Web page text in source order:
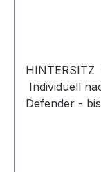
HINTERSITZ
Individuell
Defender -